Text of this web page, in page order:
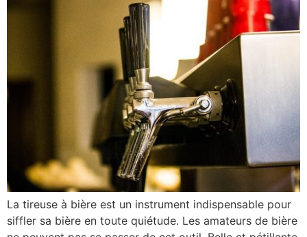
La tireuse à bière est un instrument indispensable pour
siffler sa bière en toute quiétude. Les amateurs de bière